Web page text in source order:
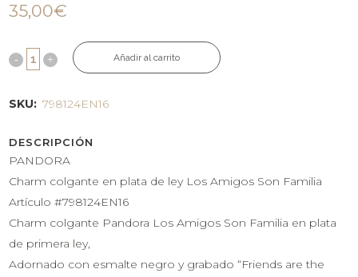
35,00€
Añadir al carrito
SKU: 798124EN16
DESCRIPCIÓN
PANDORA
Charm colgante en plata de ley Los Amigos Son Familia
Artículo #798124EN16
Charm colgante Pandora Los Amigos Son Familia en plata
de primera ley,
Adornado con esmalte negro y grabado “Friends are the